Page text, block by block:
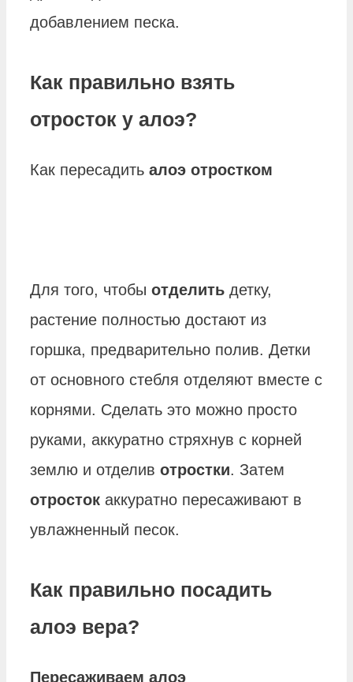
добавлением песка.
Как правильно взять
отросток у алоэ?
Как пересадить алоэ отростком
Для того, чтобы отделить детку,
растение полностью достают из
горшка, предварительно полив. Детки
от основного стебля отделяют вместе с
корнями. Сделать это можно просто
руками, аккуратно стряхнув с корней
землю и отделив отростки. Затем
отросток аккуратно пересаживают в
увлажненный песок.
Как правильно посадить
алоэ вера?
Пересаживаем алоэ